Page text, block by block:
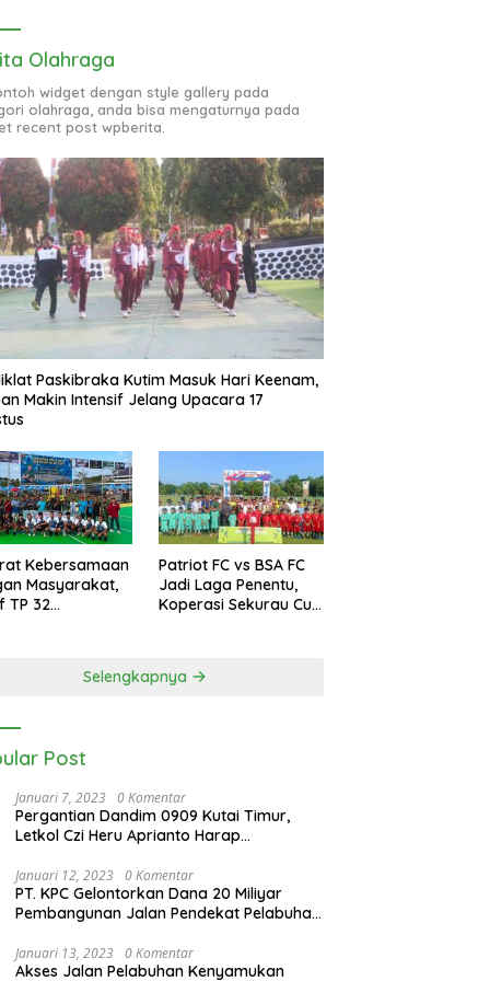
Olahraga
widget dengan style gallery pada
olahraga, anda bisa mengaturnya pada
recent post wpberita.
Paskibraka Kutim Masuk Hari Keenam,
Makin Intensif Jelang Upacara 17
Kebersamaan
Masyarakat,
TP 32
Patriot FC vs BSA FC
Jadi Laga Penentu,
Koperasi Sekurau Cup
Selengkapnya
Post
Januari 7, 2023 0 Komentar
Pergantian Dandim 0909 Kutai Timur,
Letkol Czi Heru Aprianto Harap
Januari 12, 2023 0 Komentar
PT. KPC Gelontorkan Dana 20 Miliyar
Pembangunan Jalan Pendekat Pelabuhan
Januari 13, 2023 0 Komentar
Akses Jalan Pelabuhan Kenyamukan